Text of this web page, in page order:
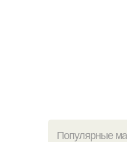
Популярные